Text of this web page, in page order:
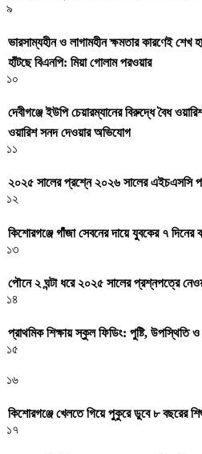
৯
ভারসাম্যহীন ও লাগামহীন ক্ষমতার কারণেই শেখ
হাঁটছে বিএনপি: মিয়া গোলাম পরওয়ার
১০
দেবীগঞ্জে ইউপি চেয়ারম্যানের বিরুদ্ধে বৈধ
ওয়ারিশ সনদ দেওয়ার অভিযোগ
১১
২০২৫ সালের প্রশ্নে ২০২৬ সালের এইচএসসি
১২
কিশোরগঞ্জে গাঁজা সেবনের দায়ে যুবকের ৭ দিনের
১৩
পৌনে ২ ঘন্টা ধরে ২০২৫ সালের প্রশ্নপত্রে
১৪
প্রাথমিক শিক্ষায় স্কুল ফিডিং: পুষ্টি, উপস্থিতি ও
১৫
১৬
কিশোরগঞ্জে খেলতে গিয়ে পুকুরে ডুবে ৮ বছরের
১৭